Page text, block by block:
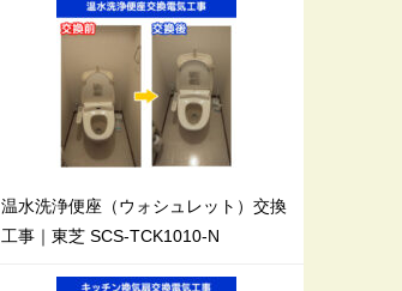
温水洗浄便座（ウォシュレット）交換
工事｜東芝 SCS-TCK1010-N